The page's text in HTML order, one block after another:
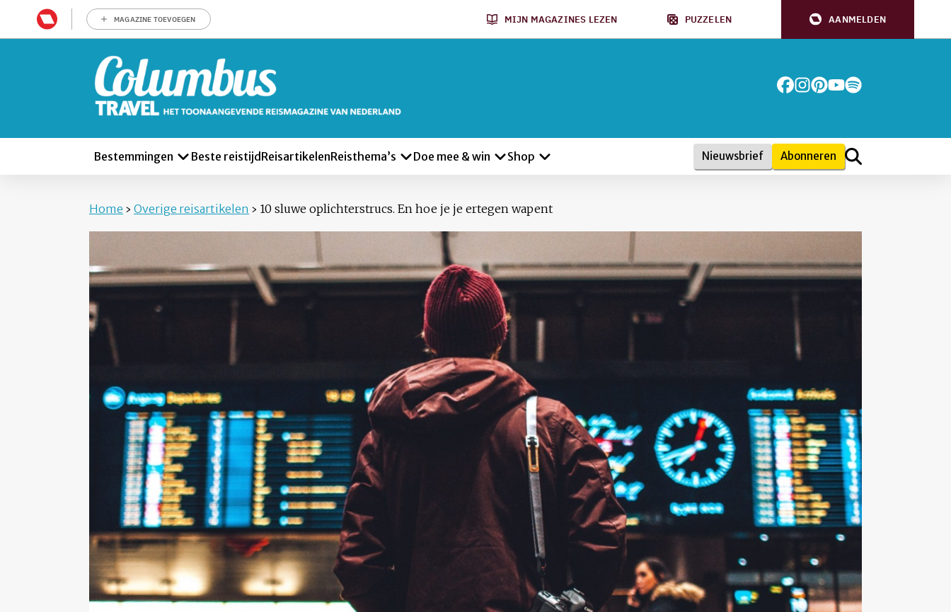
MAGAZINE TOEVOEGEN MIJN MAGAZINES LEZEN PUZZELEN AANMELDEN
Bestemmingen Beste reistijd ReisartikelenReisthema’s Doe mee & win Shop Nieuwsbrief Abonneren
Home › Overige reisartikelen › 10 sluwe oplichterstrucs. En hoe je je ertegen wapent